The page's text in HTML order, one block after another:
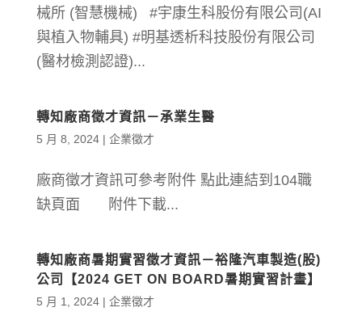
械所 (智慧機械) #宇康生科股份有限公司(AI
與植入物輔具) #明基透析科技股份有限公司
(醫材檢測認證)...
轉知廠商徵才資訊－承業生醫
5 月 8, 2024| 企業徵才
廠商徵才資訊可參考附件 點此連結到104職
缺頁面 附件下載...
轉知廠商暑期實習徵才資訊－裕隆汽車製造(股)
公司【2024 GET ON BOARD暑期實習計畫】
5 月 1, 2024| 企業徵才